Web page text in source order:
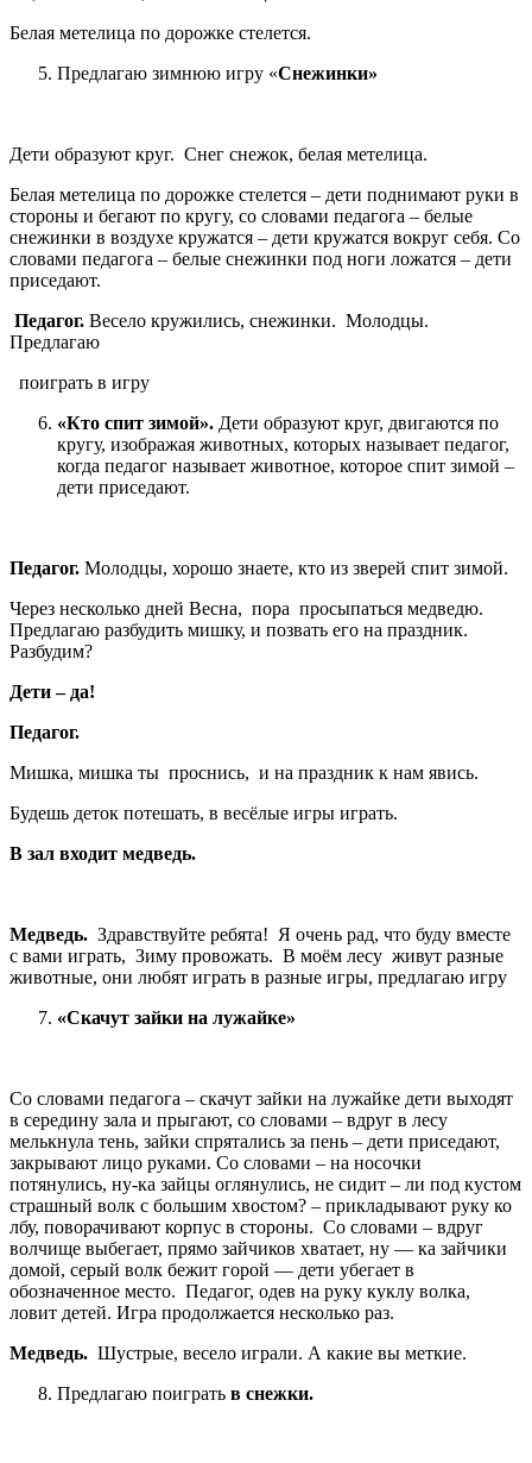
Белая метелица по дорожке стелется.
Предлагаю зимнюю игру «Снежинки»
Дети образуют круг. Снег снежок, белая метелица.
Белая метелица по дорожке стелется – дети поднимают руки в
стороны и бегают по кругу, со словами педагога – белые
снежинки в воздухе кружатся – дети кружатся вокруг себя. Со
словами педагога – белые снежинки под ноги ложатся – дети
приседают.
Педагог. Весело кружились, снежинки. Молодцы.
Предлагаю
поиграть в игру
«Кто спит зимой». Дети образуют круг, двигаются по
кругу, изображая животных, которых называет педагог,
когда педагог называет животное, которое спит зимой –
дети приседают.
Педагог. Молодцы, хорошо знаете, кто из зверей спит зимой.
Через несколько дней Весна, пора просыпаться медведю.
Предлагаю разбудить мишку, и позвать его на праздник.
Разбудим?
Дети – да!
Педагог.
Мишка, мишка ты проснись, и на праздник к нам явись.
Будешь деток потешать, в весёлые игры играть.
В зал входит медведь.
Медведь. Здравствуйте ребята! Я очень рад, что буду вместе
с вами играть, Зиму провожать. В моём лесу живут разные
животные, они любят играть в разные игры, предлагаю игру
«Скачут зайки на лужайке»
Со словами педагога – скачут зайки на лужайке дети выходят
в середину зала и прыгают, со словами – вдруг в лесу
мелькнула тень, зайки спрятались за пень – дети приседают,
закрывают лицо руками. Со словами – на носочки
потянулись, ну-ка зайцы оглянулись, не сидит – ли под кустом
страшный волк с большим хвостом? – прикладывают руку ко
лбу, поворачивают корпус в стороны. Со словами – вдруг
волчище выбегает, прямо зайчиков хватает, ну — ка зайчики
домой, серый волк бежит горой — дети убегает в
обозначенное место. Педагог, одев на руку куклу волка,
ловит детей. Игра продолжается несколько раз.
Медведь. Шустрые, весело играли. А какие вы меткие.
Предлагаю поиграть в снежки.